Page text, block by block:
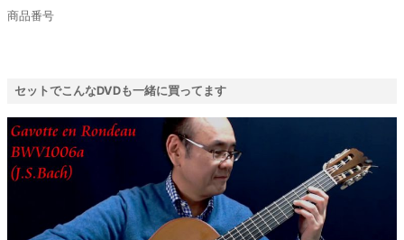
商品番号
セットでこんなDVDも一緒に買ってます